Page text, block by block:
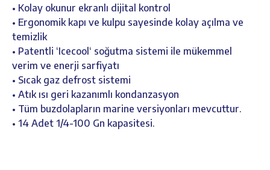
• Kolay okunur ekranlı dijital kontrol
• Ergonomik kapı ve kulpu sayesinde kolay açılma ve
temizlik
• Patentli ‘Icecool‘ soğutma sistemi ile mükemmel
verim ve enerji sarfiyatı
• Sıcak gaz defrost sistemi
• Atık ısı geri kazanımlı kondanzasyon
• Tüm buzdolapların marine versiyonları mevcuttur.
• 14 Adet 1/4-100 Gn kapasitesi.